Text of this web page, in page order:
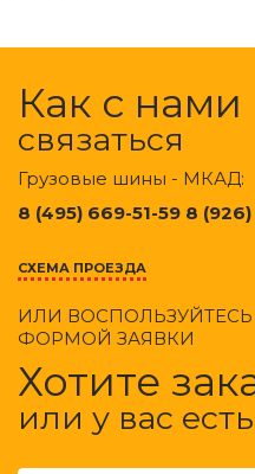
Как с нами
связаться
Грузовые шины - МКАД:
8 (495) 669-51-59 8
СХЕМА ПРОЕЗДА
ИЛИ ВОСПОЛЬЗУЙТЕСЬ
ФОРМОЙ ЗАЯВКИ
Хотите
или у вас